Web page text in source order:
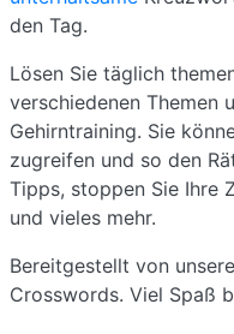
den Tag.
Lösen Sie täglich
verschiedenen Themen
Gehirntraining. Sie
zugreifen und so den
Tipps, stoppen Sie Ihre
und vieles mehr.
Bereitgestellt von
Crosswords. Viel Spaß